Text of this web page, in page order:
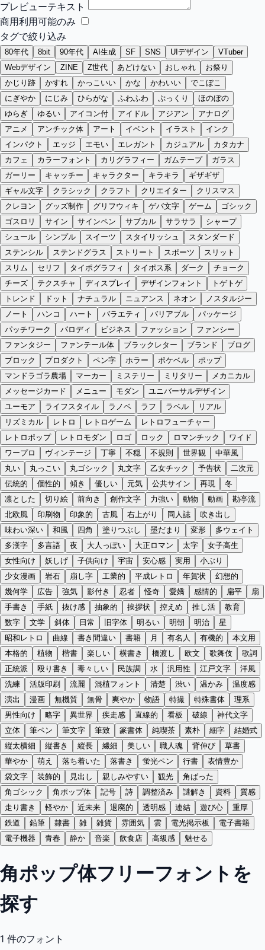
プレビューテキスト
商用利用可能のみ
タグで絞り込み
80年代 8bit 90年代 AI生成 SF SNS UIデザイン
VTuber
Webデザイン
ZINE Z世代 あどけない おしゃれ
お祭り
かじり跡
かすれ かっこいい かな かわいい
でこぼこ
にぎやか
にじみ ひらがな ふわふわ ぷっくり
ほのぼの
ゆらぎ
ゆるい アイコン付 アイドル アジアン
アナログ
アニメ
アンチック体 アート イベント イラスト
インク
インパクト
エッジ エモい エレガント カジュアル
カタカナ
カフェ
カラーフォント カリグラフィー ガムテープ
ガラス
ガーリー
キャッチー キャラクター キラキラ
ギザギザ
ギャル文字
クラシック クラフト クリエイター
クリスマス
クレヨン
グッズ制作 グリフウィキ ゲバ文字 ゲーム
ゴシック
ゴスロリ
サイン サインペン サブカル サラサラ
シャープ
シュール
シンプル スイーツ スタイリッシュ
スタンダード
ステンシル
ステンドグラス ストリート スポーツ
スリット
スリム
セリフ タイポグラフィ タイポス系 ダーク
チョーク
チーズ
テクスチャ ディスプレイ デザインフォント
トゲトゲ
トレンド
ドット ナチュラル ニュアンス ネオン
ノスタルジー
ノート
ハンコ ハート バラエティ バリアブル
パッケージ
パッチワーク
パロディ ビジネス ファッション
ファンシー
ファンタジー
ファンテール体 ブラックレター ブランド
ブログ
ブロック
プロダクト ペン字 ホラー ポケベル
ポップ
マンドラゴラ農場
マーカー ミステリー ミリタリー
メカニカル
メッセージカード
メニュー モダン
ユニバーサルデザイン
ユーモア
ライフスタイル ラノベ ラフ ラベル
リアル
リズミカル
レトロ レトロゲーム
レトロフューチャー
レトロポップ
レトロモダン ロゴ ロック ロマンチック
ワイド
ワープロ
ヴィンテージ 丁寧 不穏 不規則 世界観
中華風
丸い
丸っこい 丸ゴシック 丸文字 乙女チック 予告状
二次元
伝統的
個性的 傾き 優しい 元気 公共サイン 再現
冬
凛とした
切り絵 前向き 創作文字 力強い 動物 動画
勘亭流
北欧風
印刷物 印象的 古風 右上がり 同人誌
吹き出し
味わい深い
和風 四角 塗りつぶし 墨だまり 変形
多ウェイト
多漢字
多言語 夜 大人っぽい 大正ロマン 太字
女子高生
女性向け
妖しげ 子供向け 宇宙 安心感 実用
小ぶり
少女漫画
岩石 崩し字 工業的 平成レトロ 年賀状
幻想的
幾何学
広告 強気 影付き 忍者 怪奇 愛嬌 感情的 扁平
扇
手書き
手紙 抜け感 抽象的 挨拶状 控えめ 推し活
教育
数字
文学 斜体 日常 旧字体 明るい 明朝 明治
星
昭和レトロ
曲線 書き間違い 書籍 月 有名人 有機的
本文用
本格的
植物 楷書 楽しい 横書き 橋渡し 欧文 歌舞伎
歌詞
正統派
殴り書き 毒々しい 民族調 水 汎用性 江戸文字
洋風
洗練
活版印刷 流麗 混植フォント 清楚 渋い 温かみ
温度感
演出
漫画 無機質 無骨 爽やか 物語 特撮 特殊書体
理系
男性向け
略字 異世界 疾走感 直線的 看板 破線
神代文字
立体
筆ペン 筆文字 筆致 篆書体 純喫茶 素朴 細字
結婚式
縦太横細
縦書き 縦長 繊細 美しい 職人魂 背伸び
草書
華やか
萌え 落ち着いた 落書き 蛍光ペン 行書
表情豊か
袋文字
装飾的 見出し 親しみやすい 観光
角ばった
角ゴシック
角ポップ体 記号 詩 調整済み 謎解き 資料
質感
走り書き
軽やか 近未来 退廃的 透明感 連結 遊び心
重厚
鉄道
鉛筆 隷書 雑 雑貨 雰囲気 雲 電光掲示板
電子書籍
電子機器
青春 静か 音楽 飲食店 高級感 魅せる
角ポップ体フリーフォントを
探す
1 件のフォント